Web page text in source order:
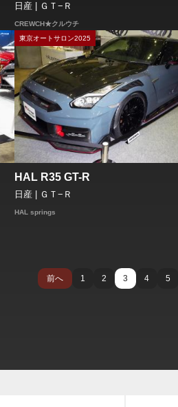
日産 | ＧＴ−Ｒ
CREWCH★クルウチ
東京オートサロン2025
HAL R35 GT-R
日産 | ＧＴ−Ｒ
HAL springs
前へ 1 2 3 4 5